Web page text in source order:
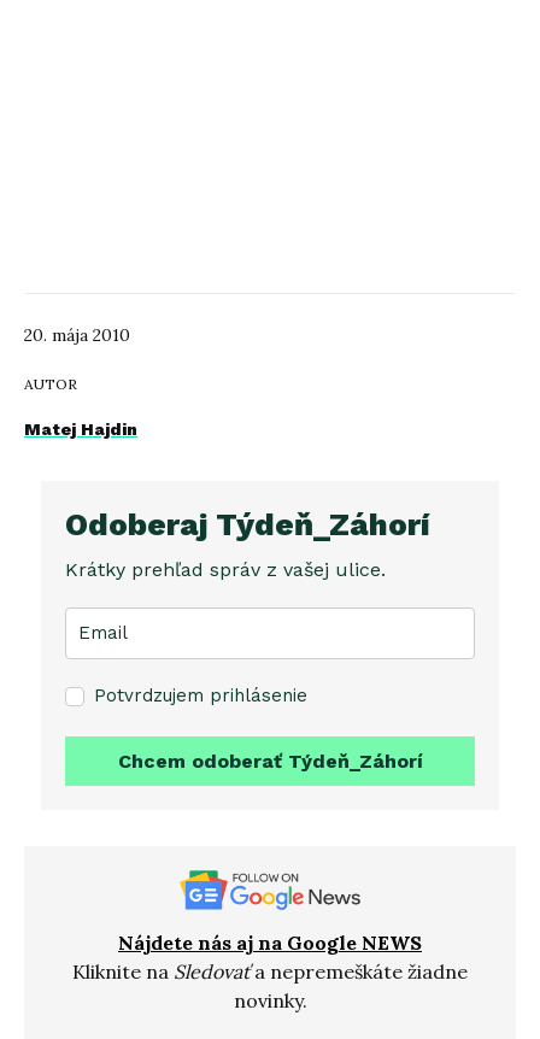
20. mája 2010
AUTOR
Matej Hajdin
Odoberaj Týdeň_Záhorí
Krátky prehľad správ z vašej ulice.
Potvrdzujem prihlásenie
Chcem odoberať Týdeň_Záhorí
Nájdete nás aj na Google NEWS
Kliknite na Sledovaťa nepremeškáte žiadne
novinky.